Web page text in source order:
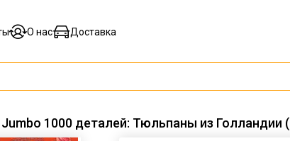
О нас Доставка
1000 деталей: Тюльпаны из Голландии